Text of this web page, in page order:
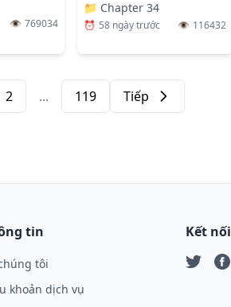
👁️ 769034
📁 Chapter 34
⏰ 58 ngày trước 👁️ 116432
2 ... 119 Tiếp
Tiếp
tin
tôi
khoản dịch vụ
Kết nối